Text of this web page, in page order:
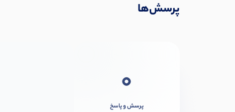
پرسش‌ها
0
پرسش و پاسخ